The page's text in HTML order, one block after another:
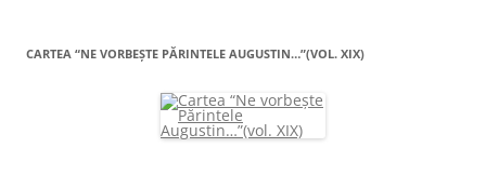
CARTEA “NE VORBEŞTE PĂRINTELE AUGUSTIN…”(VOL. XIX)